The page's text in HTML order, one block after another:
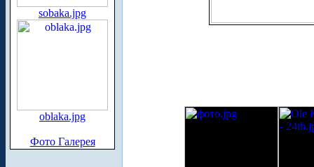
sobaka.jpg
oblaka.jpg
Фото Галерея